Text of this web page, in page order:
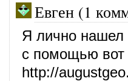
Евген (1
Я лично
с помощью вот
http://